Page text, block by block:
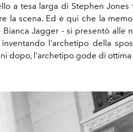
a tesa larga di Stephen Jones
la scena. Ed è qui che la
Jagger - si presentò alle
l'archetipo della
dopo, l'archetipo gode di ottima